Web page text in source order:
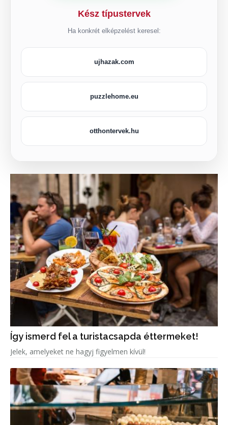
Kész típustervek
Ha konkrét elképzelést keresel:
ujhazak.com
puzzlehome.eu
otthontervek.hu
Így ismerd fel a turistacsapda éttermeket!
Jelek, amelyeket ne hagyj figyelmen kívül!